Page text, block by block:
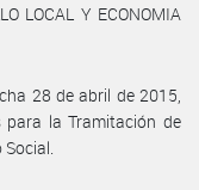
LOCAL Y ECONOMIA
28 de abril de 2015,
para la Tramitación de